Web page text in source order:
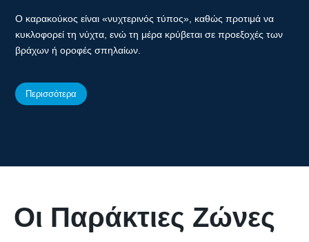
Ο καρακούκος είναι «νυχτερινός τύπος», καθώς προτιμά να
κυκλοφορεί τη νύχτα, ενώ τη μέρα κρύβεται σε προεξοχές των
βράχων ή οροφές σπηλαίων.
Περισσότερα
Οι Παράκτιες Ζώνες